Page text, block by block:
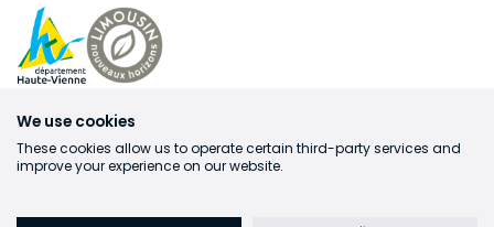
We use cookies
These cookies allow us to operate certain third-party services and
improve your experience on our website.